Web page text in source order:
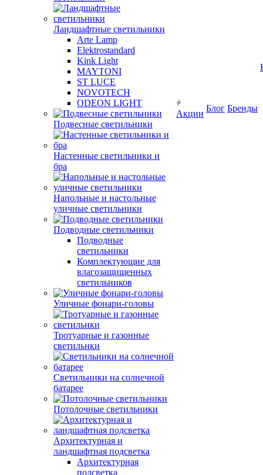
Ландшафтные светильники
Arte Lamp
Elektrostandard
Kink Light
MAYTONI
ST LUCE
NOVOTECH
ODEON LIGHT
Подвесные светильники
Настенные светильники и
бра
Напольные и настольные
уличные светильники
Подводные светильники
Подводные
светильники
Комплектующие для
влагозащищенных
светильников
Уличные фонари-головы
Тротуарные и газонные
светильнки
Светильники на солнечной
батарее
Потолочные светильники
Архитектурная и
ландшафтная подсветка
Архитектурная
подсветка
Акции
Блог Бренды